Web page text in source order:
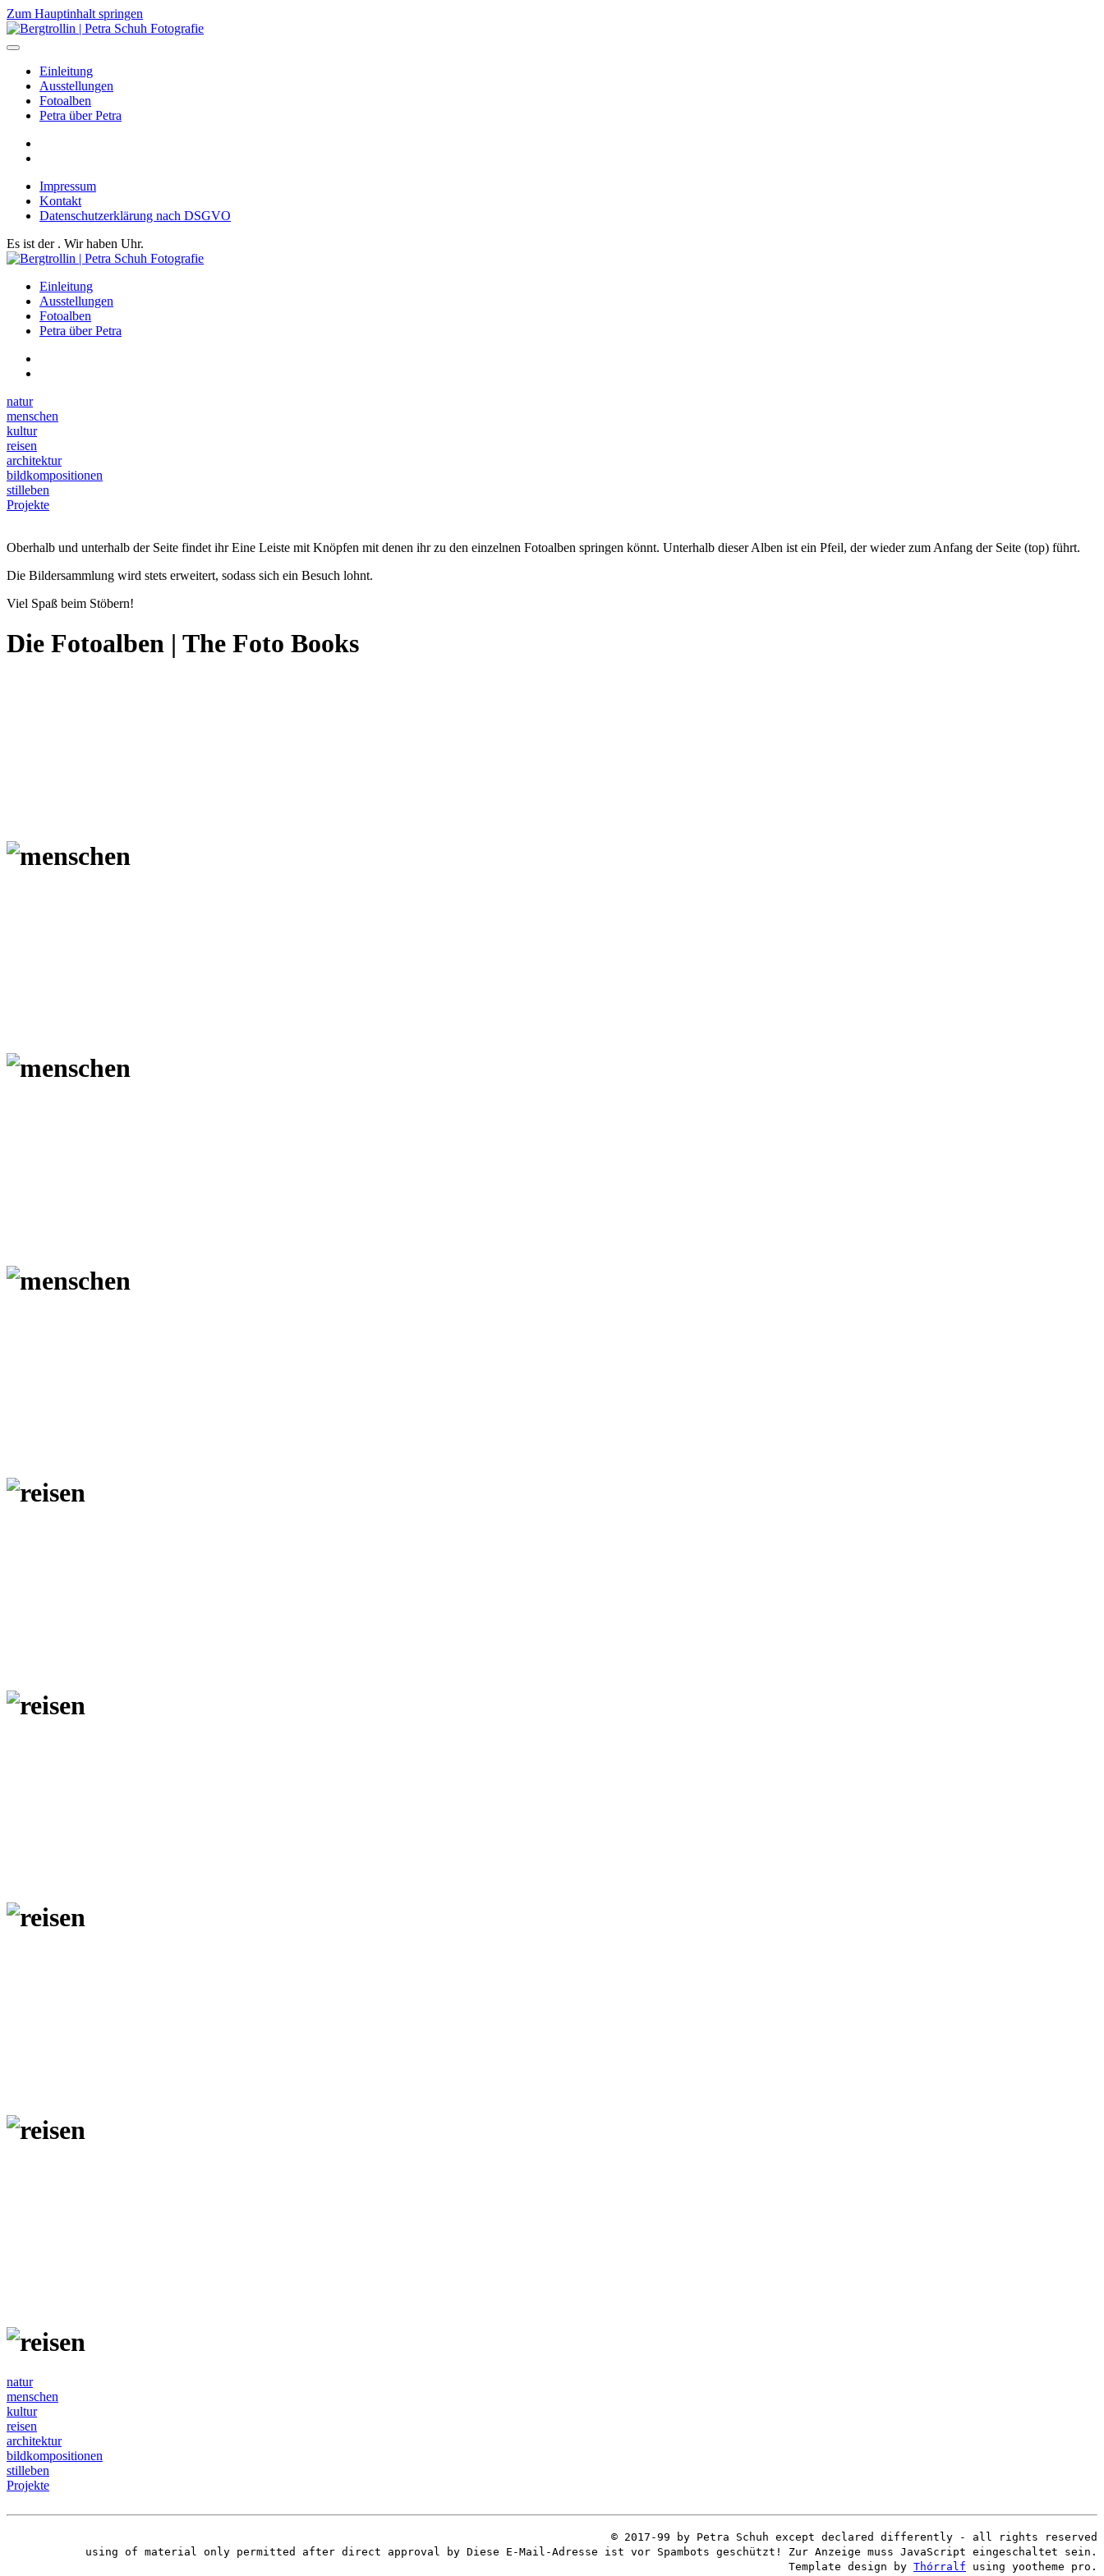
Zum Hauptinhalt springen
Einleitung
Ausstellungen
Fotoalben
Petra über Petra
Impressum
Kontakt
Datenschutzerklärung nach DSGVO
Es ist der . Wir haben Uhr.
Einleitung
Ausstellungen
Fotoalben
Petra über Petra
natur
menschen
kultur
reisen
architektur
bildkompositionen
stilleben
Projekte
Oberhalb und unterhalb der Seite findet ihr Eine Leiste mit Knöpfen mit denen ihr zu den einzelnen Fotoalben springen könnt. Unterhalb dieser Alben ist ein Pfeil, der wieder zum Anfang der Seite (top) führt.
Die Bildersammlung wird stets erweitert, sodass sich ein Besuch lohnt.
Viel Spaß beim Stöbern!
Die Fotoalben | The Foto Books
natur
menschen
kultur
reisen
architektur
bildkompositionen
stilleben
Projekte
© 2017-99 by Petra Schuh except declared differently - all rights reserved
using of material only permitted after direct approval by Diese E-Mail-Adresse ist vor Spambots geschützt! Zur Anzeige muss JavaScript eingeschaltet sein.
Template design by Thórralf using yootheme pro.